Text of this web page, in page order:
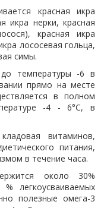
красная икра
икра нерки, красная
красная икра
лососевая гольца,
симы.
температуры -6 в
прямо на месте
в полном
-4 - 6°С, в
витаминов,
питания,
в течение часа.
около 30%
легкоусваиваемых
полезные омега-3